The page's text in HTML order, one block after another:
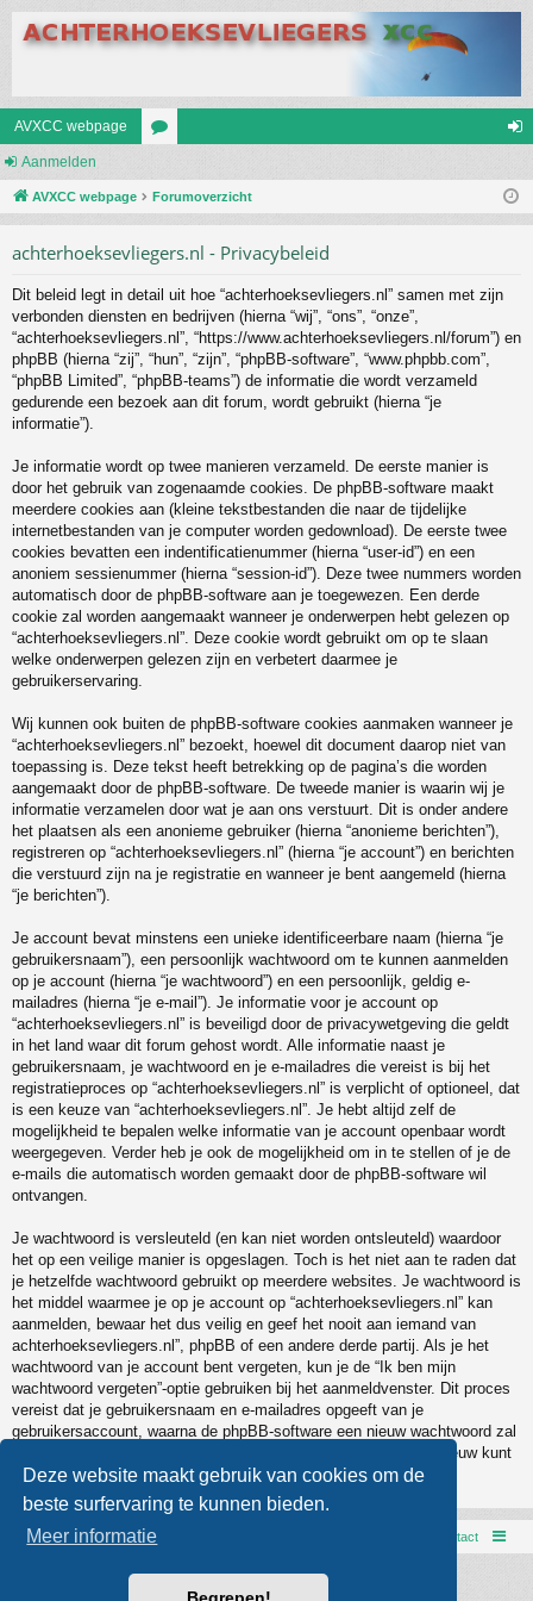
Deze website maakt gebruik van cookies om de
beste surfervaring te kunnen bieden.
Meer informatie
AVXCC webpage
u
s
m
Aanmelden
AVXCC webpage Forumoverzicht
achterhoeksevliegers.nl - Privacybeleid
Dit beleid legt in detail uit hoe “achterhoeksevliegers.nl” samen met zijn
verbonden diensten en bedrijven (hierna “wij”, “ons”, “onze”,
“achterhoeksevliegers.nl”, “https://www.achterhoeksevliegers.nl/forum”) en
phpBB (hierna “zij”, “hun”, “zijn”, “phpBB-software”, “www.phpbb.com”,
“phpBB Limited”, “phpBB-teams”) de informatie die wordt verzameld
gedurende een bezoek aan dit forum, wordt gebruikt (hierna “je
informatie”).
Je informatie wordt op twee manieren verzameld. De eerste manier is
door het gebruik van zogenaamde cookies. De phpBB-software maakt
meerdere cookies aan (kleine tekstbestanden die naar de tijdelijke
internetbestanden van je computer worden gedownload). De eerste twee
cookies bevatten een indentificatienummer (hierna “user-id”) en een
anoniem sessienummer (hierna “session-id”). Deze twee nummers worden
automatisch door de phpBB-software aan je toegewezen. Een derde
cookie zal worden aangemaakt wanneer je onderwerpen hebt gelezen op
“achterhoeksevliegers.nl”. Deze cookie wordt gebruikt om op te slaan
welke onderwerpen gelezen zijn en verbetert daarmee je
gebruikerservaring.
Wij kunnen ook buiten de phpBB-software cookies aanmaken wanneer je
“achterhoeksevliegers.nl” bezoekt, hoewel dit document daarop niet van
toepassing is. Deze tekst heeft betrekking op de pagina’s die worden
aangemaakt door de phpBB-software. De tweede manier is waarin wij je
informatie verzamelen door wat je aan ons verstuurt. Dit is onder andere
het plaatsen als een anonieme gebruiker (hierna “anonieme berichten”),
registreren op “achterhoeksevliegers.nl” (hierna “je account”) en berichten
die verstuurd zijn na je registratie en wanneer je bent aangemeld (hierna
“je berichten”).
Je account bevat minstens een unieke identificeerbare naam (hierna “je
gebruikersnaam”), een persoonlijk wachtwoord om te kunnen aanmelden
op je account (hierna “je wachtwoord”) en een persoonlijk, geldig e-
mailadres (hierna “je e-mail”). Je informatie voor je account op
“achterhoeksevliegers.nl” is beveiligd door de privacywetgeving die geldt
in het land waar dit forum gehost wordt. Alle informatie naast je
gebruikersnaam, je wachtwoord en je e-mailadres die vereist is bij het
registratieproces op “achterhoeksevliegers.nl” is verplicht of optioneel, dat
is een keuze van “achterhoeksevliegers.nl”. Je hebt altijd zelf de
mogelijkheid te bepalen welke informatie van je account openbaar wordt
weergegeven. Verder heb je ook de mogelijkheid om in te stellen of je de
e-mails die automatisch worden gemaakt door de phpBB-software wil
ontvangen.
Je wachtwoord is versleuteld (en kan niet worden ontsleuteld) waardoor
het op een veilige manier is opgeslagen. Toch is het niet aan te raden dat
je hetzelfde wachtwoord gebruikt op meerdere websites. Je wachtwoord is
het middel waarmee je op je account op “achterhoeksevliegers.nl” kan
aanmelden, bewaar het dus veilig en geef het nooit aan iemand van
achterhoeksevliegers.nl”, phpBB of een andere derde partij. Als je het
wachtwoord van je account bent vergeten, kun je de “Ik ben mijn
wachtwoord vergeten”-optie gebruiken bij het aanmeldvenster. Dit proces
vereist dat je gebruikersnaam en e-mailadres opgeeft van je
gebruikersaccount, waarna de phpBB-software een nieuw wachtwoord zal
genereren en zal opsturen naar het e-mailadres, zodat je je opnieuw kunt
aanmelden.
AVXCC webpage Forumoverzicht Contact
Powered byphpBB® Forum Software © phpBB Limited
Style doorArty- phpBB 3.3 door MrGaby